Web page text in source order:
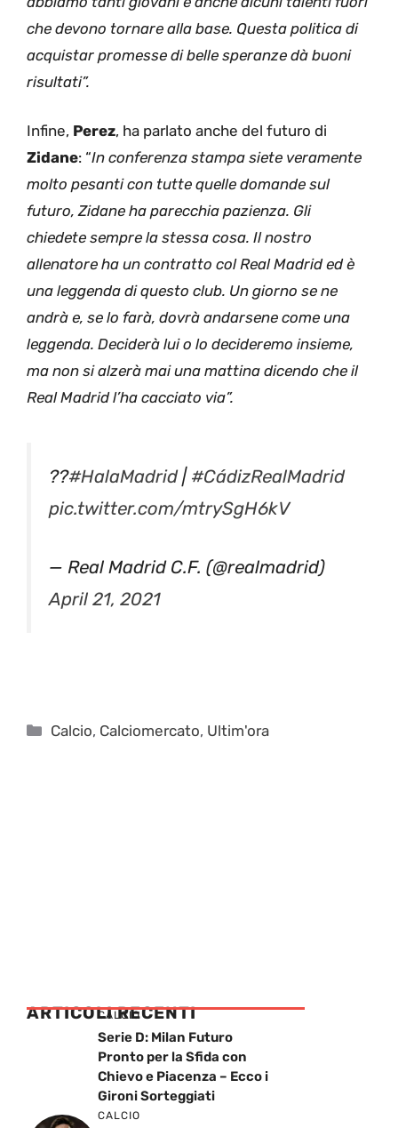
che devono tornare alla base. Questa politica di
acquistar promesse di belle speranze dà buoni
risultati”.
Infine, Perez, ha parlato anche del futuro di
Zidane: “In conferenza stampa siete veramente
molto pesanti con tutte quelle domande sul
futuro, Zidane ha parecchia pazienza. Gli
chiedete sempre la stessa cosa. Il nostro
allenatore ha un contratto col Real Madrid ed è
una leggenda di questo club. Un giorno se ne
andrà e, se lo farà, dovrà andarsene come una
leggenda. Deciderà lui o lo decideremo insieme,
ma non si alzerà mai una mattina dicendo che il
Real Madrid l’ha cacciato via”.
??#HalaMadrid| #CádizRealMadrid
pic.twitter.com/mtrySgH6kV
— Real Madrid C.F. (@realmadrid)
April 21, 2021
Categorie
Calcio, Calciomercato, Ultim'ora
ARTICOLI RECENTI
CALCIO
Serie D: Milan Futuro
Pronto per la Sfida con
Chievo e Piacenza – Ecco i
Gironi Sorteggiati
CALCIO